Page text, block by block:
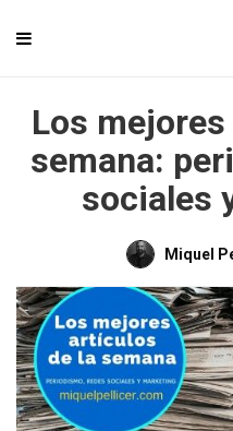
Los
semana:
sociales
Miquel